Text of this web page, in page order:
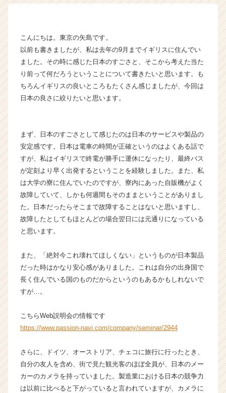
が
届
く
就
活
イ
ア
キ
ャ
リ
（C
h
e
e
a
e
e
こんにちは。東京の矢島です。
以前も書きましたが、私は去年の9月までイギリスに住んでい
ました。その時に感じた日本のすごさと、そこから考えた当た
り前って何だろうということについて書きたいと思います。も
ちろんイギリスの良いところもたくさん感じましたが、今回は
日本の良さに絞りたいと思います。
まず、日本のすごさとして感じたのは日本のサービスや製品の
安定感です。日本は電車の時間が正確というのはよくある話で
すが、私はイギリスで終電が勝手に運休になったり、最終バス
が定刻より早く出発するということを経験しました。また、私
は大学の寮に住んでいたのですが、寮内にあった自販機がよく
故障していて、しかも何週間もそのままということがありまし
た。日本だったらそこまで故障することはないと思いますし、
故障したとしてもほとんどの場合翌日には元通りになっている
と思います。
また、「絶対今これ壊れてほしくない」というものが日本製品
だった時はかなり安心感がありました。これは自分の出身国で
長く住んでいる国のものだからというのもあるかもしれないで
すが…。
こちらWeb説明会の情報です
https://www.passion-navi.com/company/seminar/2944
さらに、ドイツ、オーストリア、チェコに旅行に行ったとき、
自分の友人を含め、街で見た観光客のほぼ全員が、日本のメー
カーのカメラを持っていました。製造業における日本の競争力
は以前に比べると下がっていると言われていますが、カメラに